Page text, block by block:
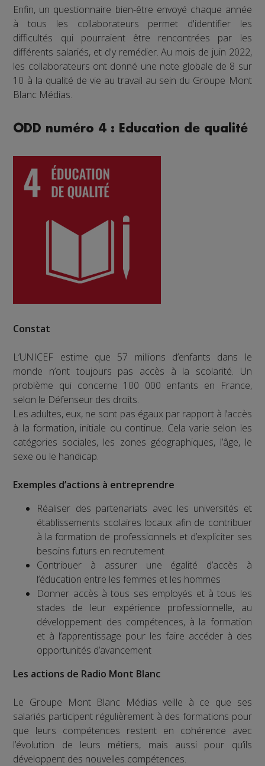
Enfin, un questionnaire bien-être envoyé chaque année
à tous les collaborateurs permet d'identifier les
difficultés qui pourraient être rencontrées par les
différents salariés, et d'y remédier. Au mois de juin 2022,
les collaborateurs ont donné une note globale de 8 sur
10 à la qualité de vie au travail au sein du Groupe Mont
Blanc Médias.
ODD numéro 4 : Education de qualité
Constat
L’UNICEF estime que 57 millions d’enfants dans le
monde n’ont toujours pas accès à la scolarité. Un
problème qui concerne 100 000 enfants en France,
selon le Défenseur des droits.
Les adultes, eux, ne sont pas égaux par rapport à l’accès
à la formation, initiale ou continue. Cela varie selon les
catégories sociales, les zones géographiques, l’âge, le
sexe ou le handicap.
Exemples d’actions à entreprendre
Réaliser des partenariats avec les universités et
établissements scolaires locaux afin de contribuer
à la formation de professionnels et d’expliciter ses
besoins futurs en recrutement
Contribuer à assurer une égalité d’accès à
l’éducation entre les femmes et les hommes
Donner accès à tous ses employés et à tous les
stades de leur expérience professionnelle, au
développement des compétences, à la formation
et à l’apprentissage pour les faire accéder à des
opportunités d’avancement
Les actions de Radio Mont Blanc
Le Groupe Mont Blanc Médias veille à ce que ses
salariés participent régulièrement à des formations pour
que leurs compétences restent en cohérence avec
l’évolution de leurs métiers, mais aussi pour qu’ils
développent des nouvelles compétences.